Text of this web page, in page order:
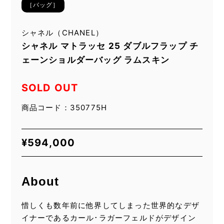
［バッグ］
シャネル（CHANEL）
シャネル マトラッセ 25 ダブルフラップ チ
ェーンショルダーバッグ ラムスキン
SOLD OUT
商品コード：350775H
¥594,000
About
惜しくも数年前に他界してしまった世界的なデザ
イナーであるカール･ラガーフェルドがデザイン